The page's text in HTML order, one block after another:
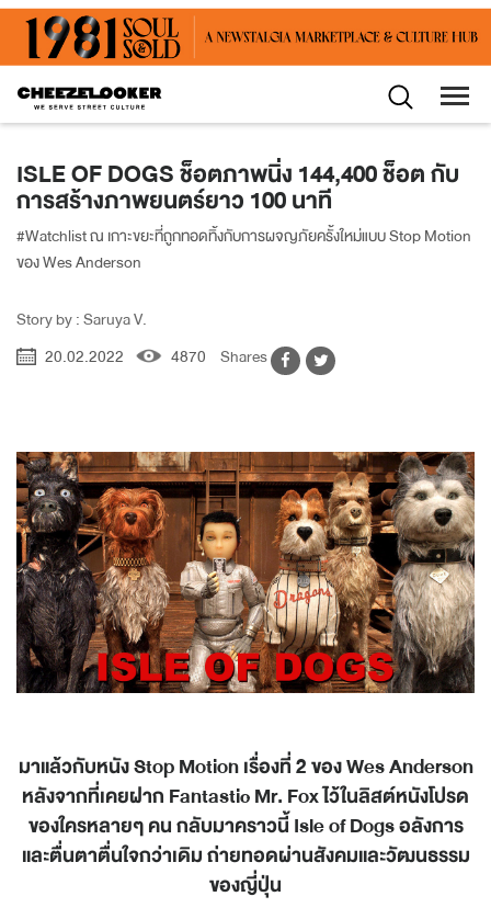
ISLE OF DOGS ช็อตภาพนิ่ง 144,400 ช็อต กับ
การสร้างภาพยนตร์ยาว 100 นาที
#Watchlist ณ เกาะขยะที่ถูกทอดทิ้งกับการผจญภัยครั้งใหม่แบบ Stop Motion
ของ Wes Anderson
Story by : Saruya V.
20.02.2022
4870 Shares
มาแล้วกับหนัง Stop Motionเรื่องที่ 2ของ Wes Anderson
หลังจากที่เคยฝาก Fantastic Mr. Foxไว้ในลิสต์หนังโปรด
ของใครหลายๆ คน กลับมาคราวนี้ Isle of Dogsอลังการ
และตื่นตาตื่นใจกว่าเดิม ถ่ายทอดผ่านสังคมและวัฒนธรรม
ของญี่ปุ่น